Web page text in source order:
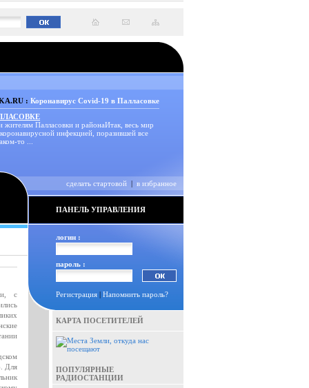
: Коронавирус Covid-19 в Палласовке
Палласовки и районаИтак, весь мир
инфекцией, поразившей все
то ...
сделать стартовой | в избранное
ПАНЕЛЬ УПРАВЛЕНИЯ
с
Для
логин :
пароль :
Регистрация | Напомнить пароль?
КАРТА ПОСЕТИТЕЛЕЙ
ПОПУЛЯРНЫЕ
РАДИОСТАНЦИИ